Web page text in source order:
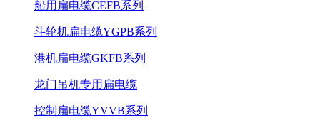
船用扁电缆CEFB系列
斗轮机扁电缆YGPB系列
港机扁电缆GKFB系列
龙门吊机专用扁电缆
控制扁电缆YVVB系列